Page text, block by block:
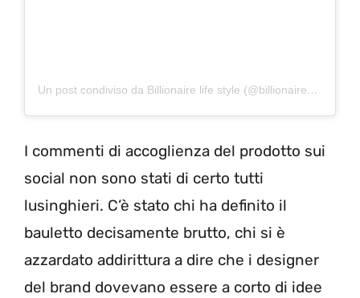
Un post condiviso da Billionaire life style (@billionaire_life.styles)
I commenti di accoglienza del prodotto sui
social non sono stati di certo tutti
lusinghieri. C’è stato chi ha definito il
bauletto decisamente brutto, chi si è
azzardato addirittura a dire che i designer
del brand dovevano essere a corto di idee